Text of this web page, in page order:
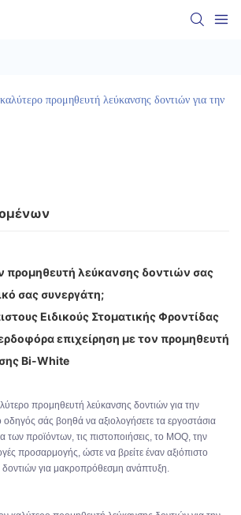
προμηθευτή λεύκανσης δοντιών για την
προμηθευτή λεύκανσης δοντιών σας
σας συνεργάτη;
Χονδρικής Χωρητικότητας και MOQs
προϊόντων, Ποιότητα, Ασφάλεια &
Αλυσίδα & Εκπλήρωση
Συνεργασία Φιλική προς την Χονδρική
Όροι Πληρωμής & Διαφάνεια
Ειδικούς Στοματικής Φροντίδας
επιχείρηση με τον προμηθευτή
Bi-White
προμηθευτή λεύκανσης δοντιών για την
οδηγός σάς βοηθά να αξιολογήσετε τα εργοστάσια
των προϊόντων, τις πιστοποιήσεις, το MOQ, την
προσαρμογής, ώστε να βρείτε έναν αξιόπιστο
για μακροπρόθεσμη ανάπτυξη.